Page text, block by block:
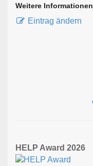
Weitere Informationen
Eintrag ändern
HELP Award 2026